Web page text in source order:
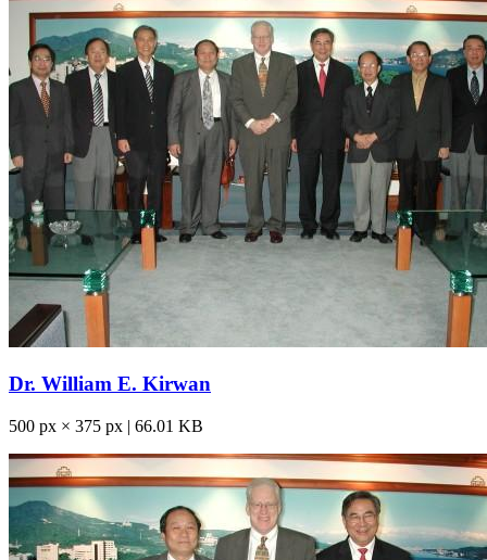
Dr. William E. Kirwan
500 px × 375 px | 66.01 KB